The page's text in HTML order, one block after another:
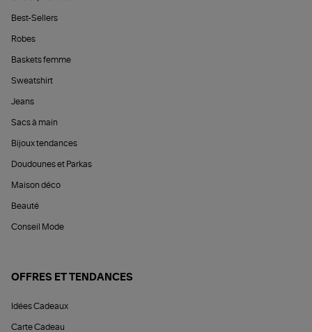
Best-Sellers
Robes
Baskets femme
Sweatshirt
Jeans
Sacs à main
Bijoux tendances
Doudounes et Parkas
Maison déco
Beauté
Conseil Mode
OFFRES ET TENDANCES
Idées Cadeaux
Carte Cadeau